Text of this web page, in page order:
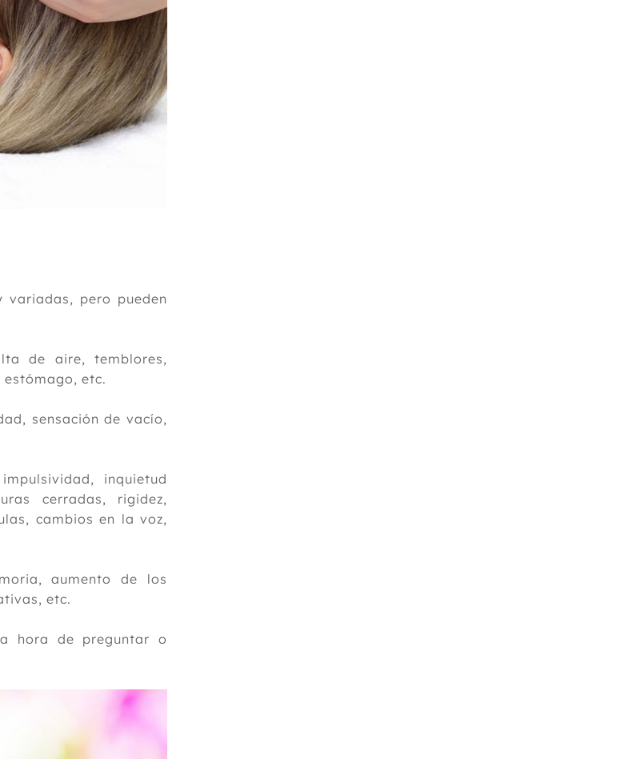
pero pueden
de aire, temblores,
estómago, etc.
sensación de vacío,
inquietud
cerradas, rigidez,
cambios en la voz,
aumento de los
etc.
hora de preguntar o